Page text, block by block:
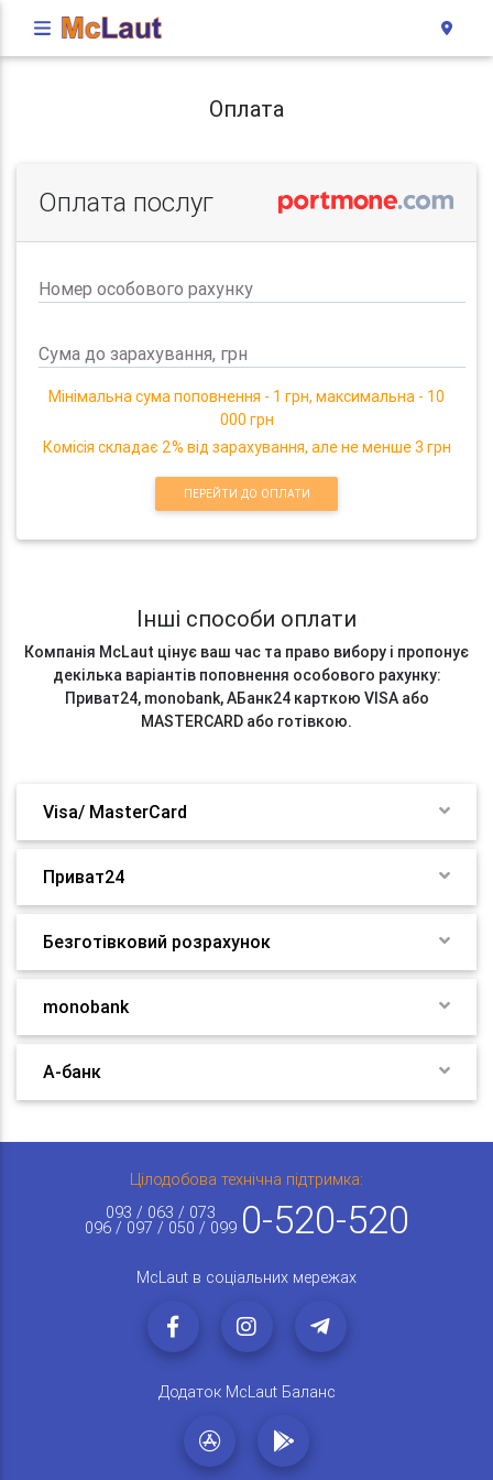
Оплата
Оплата послуг
Номер особового рахунку
Сума до зарахування, грн
Мінімальна сума поповнення - 1 грн, максимальна - 10
000 грн
Комісія складає 2% від зарахування, але не менше 3 грн
ПЕРЕЙТИ ДО ОПЛАТИ
Інші способи оплати
Компанія McLaut цінує ваш час та право вибору і пропонує
декілька варіантів поповнення особового рахунку:
Приват24, monobank, АБанк24 карткою VISA або
MASTERCARD або готівкою.
Visa/ MasterCard
Приват24
Безготівковий розрахунок
monobank
А-банк
Цілодобова технічна підтримка:
093 / 063 / 073
096 / 097 / 050 / 099 0-520-520
McLaut в соціальних мережах
Додаток McLaut Баланс